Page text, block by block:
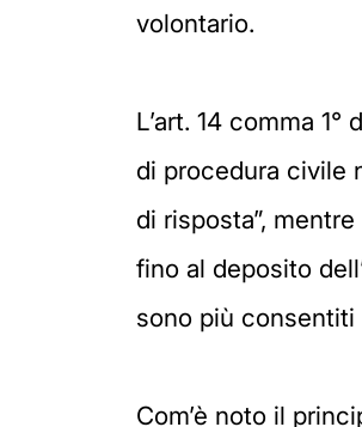
volontario.
L’art. 14 comma
di procedura civile
di risposta”,
fino al deposito
sono più consentiti
Com’è noto il